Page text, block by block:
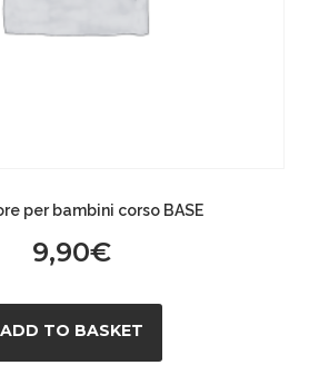
per bambini corso BASE
9,90€
ADD TO BASKET